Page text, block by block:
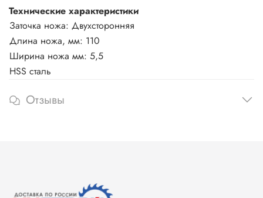
Технические характеристики
Заточка ножа: Двухсторонняя
Длина ножа, мм: 110
Ширина ножа мм: 5,5
HSS сталь
Отзывы